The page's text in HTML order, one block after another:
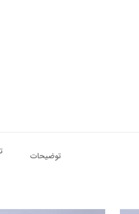
توضیحات